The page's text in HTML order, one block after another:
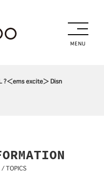
MENU
?⁡＜ems excite＞ Disn
TOPICS